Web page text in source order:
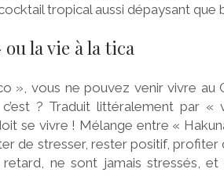
tropical aussi dépaysant que
la vie à la tica
», vous ne pouvez venir vivre au
c’est ? Traduit littéralement par
se vivre ! Mélange entre «
de stresser, rester positif,
ne sont jamais stressés,